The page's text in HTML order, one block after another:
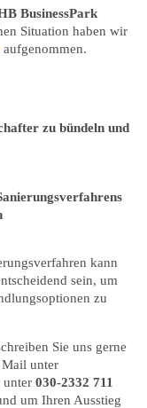
BusinessPark
Situation haben wir
aufgenommen.
zu bündeln und
kann
sein, um
zu
Sie uns gerne
Mail unter
unter 030-2332 711
um Ihren Ausstieg